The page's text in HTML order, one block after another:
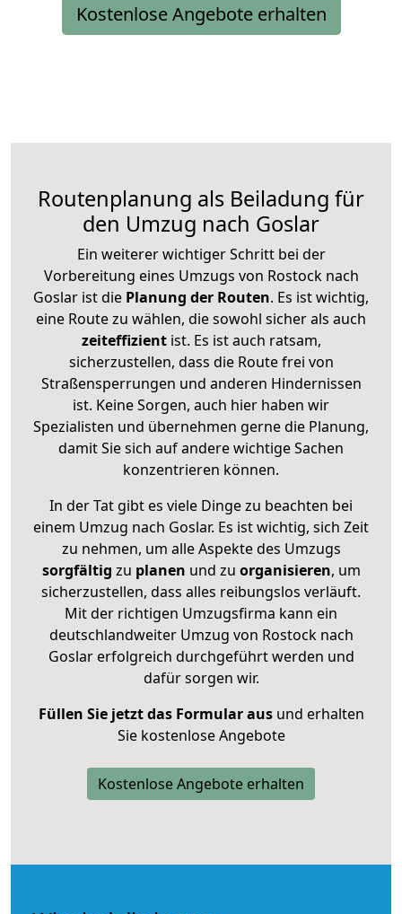
Kostenlose Angebote erhalten
Routenplanung als Beiladung für
den Umzug nach Goslar
Ein weiterer wichtiger Schritt bei der
Vorbereitung eines Umzugs von Rostock nach
Goslar ist die Planung der Routen. Es ist wichtig,
eine Route zu wählen, die sowohl sicher als auch
zeiteffizientist. Es ist auch ratsam,
sicherzustellen, dass die Route frei von
Straßensperrungen und anderen Hindernissen
ist. Keine Sorgen, auch hier haben wir
Spezialisten und übernehmen gerne die Planung,
damit Sie sich auf andere wichtige Sachen
konzentrieren können.
In der Tat gibt es viele Dinge zu beachten bei
einem Umzug nach Goslar. Es ist wichtig, sich Zeit
zu nehmen, um alle Aspekte des Umzugs
sorgfältig zu planen und zu organisieren, um
sicherzustellen, dass alles reibungslos verläuft.
Mit der richtigen Umzugsfirma kann ein
deutschlandweiter Umzug von Rostock nach
Goslar erfolgreich durchgeführt werden und
dafür sorgen wir.
Füllen Sie jetzt das Formular ausund erhalten
Sie kostenlose Angebote
Kostenlose Angebote erhalten